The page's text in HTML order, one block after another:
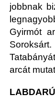
jobbnak
Gyirmót
arcát